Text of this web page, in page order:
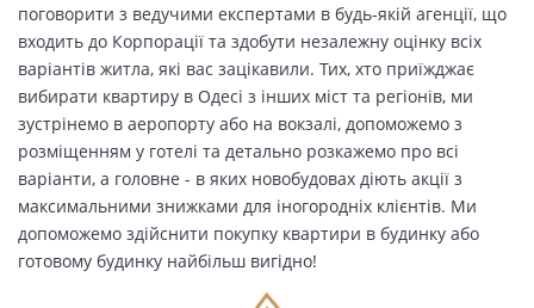
поговорити з ведучими експертами в будь-якій агенції, що
входить до Корпорації та здобути незалежну оцінку всіх
варіантів житла, які вас зацікавили. Тих, хто приїжджає
вибирати квартиру в Одесі з інших міст та регіонів, ми
зустрінемо в аеропорту або на вокзалі, допоможемо з
розміщенням у готелі та детально розкажемо про всі
варіанти, а головне - в яких новобудовах діють акції з
максимальними знижками для іногородніх клієнтів. Ми
допоможемо здійснити покупку квартири в будинку або
готовому будинку найбільш вигідно!